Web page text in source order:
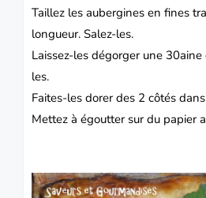
Taillez les aubergines en fines
longueur. Salez-les.
Laissez-les dégorger une
les.
Faites-les dorer des 2 côtés
Mettez à égoutter sur du papier